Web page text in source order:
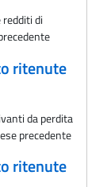
di
ritenute
da perdita
precedente
ritenute